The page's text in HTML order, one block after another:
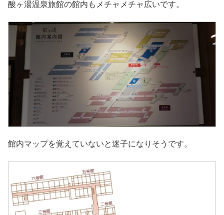
酸ヶ湯温泉旅館の館内もメチャメチャ広いです。
館内マップを覚えていないと迷子になりそうです。